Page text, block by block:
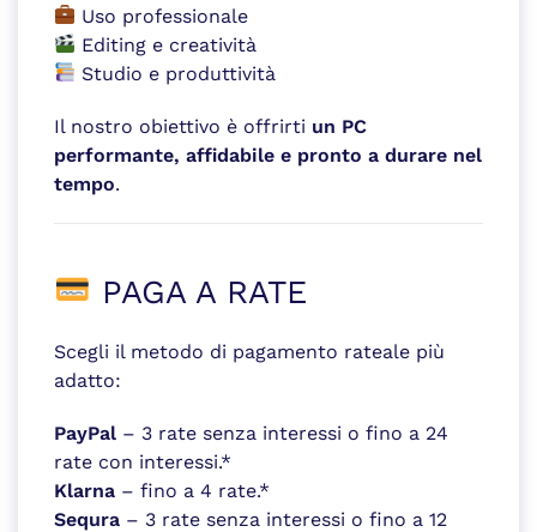
Uso professionale
Editing e creatività
Studio e produttività
Il nostro obiettivo è offrirti un PC
performante, affidabile e pronto a durare nel
tempo.
PAGA A RATE
Scegli il metodo di pagamento rateale più
adatto:
PayPal – 3 rate senza interessi o fino a 24
rate con interessi.*
Klarna – fino a 4 rate.*
Sequra – 3 rate senza interessi o fino a 12